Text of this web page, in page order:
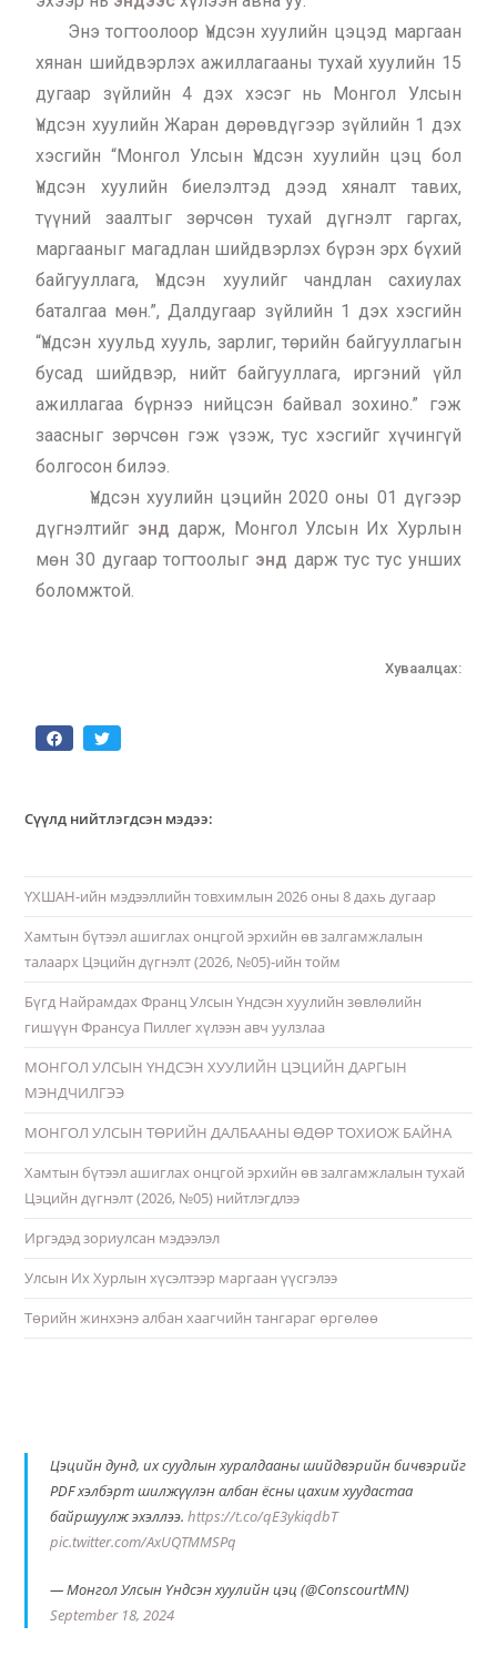
Энэ тогтоолоор Үндсэн хуулийн цэцэд маргаан
хянан шийдвэрлэх ажиллагааны тухай хуулийн 15
дугаар зүйлийн 4 дэх хэсэг нь Монгол Улсын
Үндсэн хуулийн Жаран дөрөвдүгээр зүйлийн 1 дэх
хэсгийн “Монгол Улсын Үндсэн хуулийн цэц бол
Үндсэн хуулийн биелэлтэд дээд хяналт тавих,
түүний заалтыг зөрчсөн тухай дүгнэлт гаргах,
маргааныг магадлан шийдвэрлэх бүрэн эрх бүхий
байгууллага, Үндсэн хуулийг чандлан сахиулах
баталгаа мөн.”, Далдугаар зүйлийн 1 дэх хэсгийн
“Үндсэн хуульд хууль, зарлиг, төрийн байгууллагын
бусад шийдвэр, нийт байгууллага, иргэний үйл
ажиллагаа бүрнээ нийцсэн байвал зохино.” гэж
заасныг зөрчсөн гэж үзэж, тус хэсгийг хүчингүй
болгосон билээ.
Үндсэн хуулийн цэцийн 2020 оны 01 дүгээр
дүгнэлтийг энд дарж, Монгол Улсын Их Хурлын
мөн 30 дугаар тогтоолыг энд дарж тус тус унших
боломжтой.
Хуваалцах:
Сүүлд нийтлэгдсэн мэдээ:
ҮХШАН-ийн мэдээллийн товхимлын 2026 оны 8 дахь дугаар
Хамтын бүтээл ашиглах онцгой эрхийн өв залгамжлалын
талаарх Цэцийн дүгнэлт (2026, №05)-ийн тойм
Бүгд Найрамдах Франц Улсын Үндсэн хуулийн зөвлөлийн
гишүүн Франсуа Пиллег хүлээн авч уулзлаа
МОНГОЛ УЛСЫН ҮНДСЭН ХУУЛИЙН ЦЭЦИЙН ДАРГЫН
МЭНДЧИЛГЭЭ
МОНГОЛ УЛСЫН ТӨРИЙН ДАЛБААНЫ ӨДӨР ТОХИОЖ БАЙНА
Хамтын бүтээл ашиглах онцгой эрхийн өв залгамжлалын тухай
Цэцийн дүгнэлт (2026, №05) нийтлэгдлээ
Иргэдэд зориулсан мэдээлэл
Улсын Их Хурлын хүсэлтээр маргаан үүсгэлээ
Төрийн жинхэнэ албан хаагчийн тангараг өргөлөө
Цэцийн дунд, их суудлын хуралдааны шийдвэрийн бичвэрийг
PDF хэлбэрт шилжүүлэн албан ёсны цахим хуудастаа
байршуулж эхэллээ.https://t.co/qE3ykiqdbT
pic.twitter.com/AxUQTMMSPq
— Монгол Улсын Үндсэн хуулийн цэц (@ConscourtMN)
September 18, 2024